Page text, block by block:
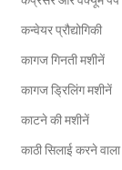
कन्वेयर प्रौद्योगिकी
कागज गिनती मशीनें
कागज ड्रिलिंग मशीनें
काटने की मशीनें
काठी सिलाई करने वाला